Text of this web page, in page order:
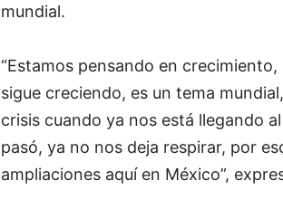
mundial.
“Estamos pensando en
sigue creciendo, es un tema
crisis cuando ya nos está llegando
pasó, ya no nos deja respirar, por
ampliaciones aquí en México”,